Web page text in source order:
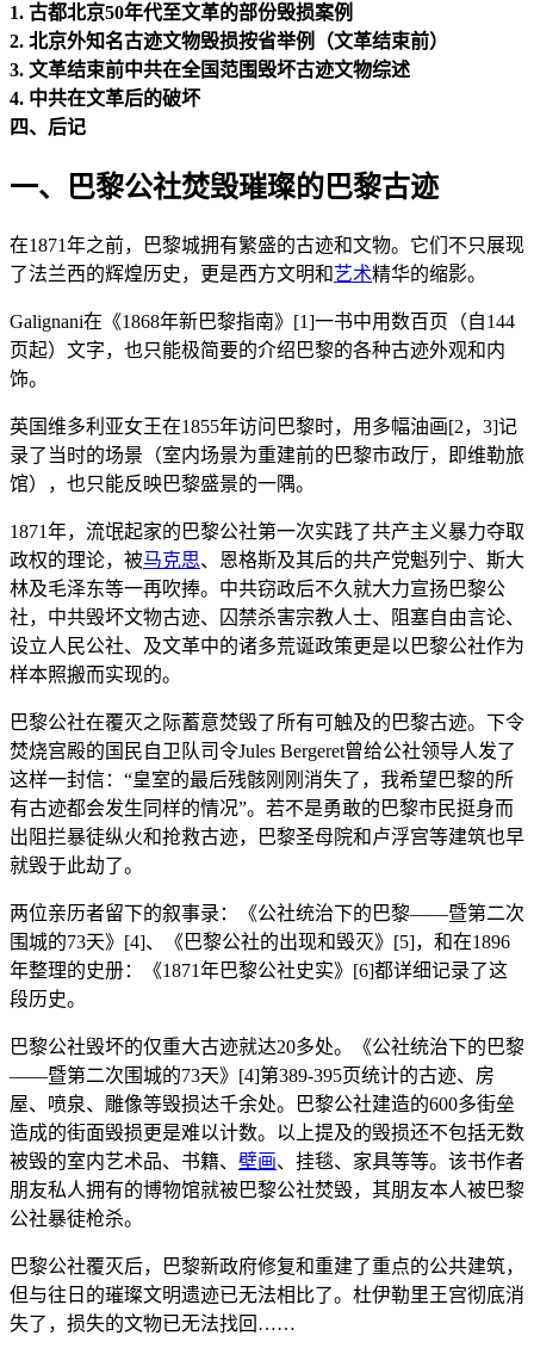
1. 古都北京50年代至文革的部份毁损案例
2. 北京外知名古迹文物毁损按省举例（文革结束前）
3. 文革结束前中共在全国范围毁坏古迹文物综述
4. 中共在文革后的破坏
四、后记
一、巴黎公社焚毁璀璨的巴黎古迹
在1871年之前，巴黎城拥有繁盛的古迹和文物。它们不只展现
了法兰西的辉煌历史，更是西方文明和艺术精华的缩影。
Galignani在《1868年新巴黎指南》[1]一书中用数百页（自144
页起）文字，也只能极简要的介绍巴黎的各种古迹外观和内
饰。
英国维多利亚女王在1855年访问巴黎时，用多幅油画[2，3]记
录了当时的场景（室内场景为重建前的巴黎市政厅，即维勒旅
馆），也只能反映巴黎盛景的一隅。
1871年，流氓起家的巴黎公社第一次实践了共产主义暴力夺取
政权的理论，被马克思、恩格斯及其后的共产党魁列宁、斯大
林及毛泽东等一再吹捧。中共窃政后不久就大力宣扬巴黎公
社，中共毁坏文物古迹、囚禁杀害宗教人士、阻塞自由言论、
设立人民公社、及文革中的诸多荒诞政策更是以巴黎公社作为
样本照搬而实现的。
巴黎公社在覆灭之际蓄意焚毁了所有可触及的巴黎古迹。下令
焚烧宫殿的国民自卫队司令Jules Bergeret曾给公社领导人发了
这样一封信：“皇室的最后残骸刚刚消失了，我希望巴黎的所
有古迹都会发生同样的情况”。若不是勇敢的巴黎市民挺身而
出阻拦暴徒纵火和抢救古迹，巴黎圣母院和卢浮宫等建筑也早
就毁于此劫了。
两位亲历者留下的叙事录：《公社统治下的巴黎——暨第二次
围城的73天》[4]、《巴黎公社的出现和毁灭》[5]，和在1896
年整理的史册：《1871年巴黎公社史实》[6]都详细记录了这
段历史。
巴黎公社毁坏的仅重大古迹就达20多处。《公社统治下的巴黎
——暨第二次围城的73天》[4]第389-395页统计的古迹、房
屋、喷泉、雕像等毁损达千余处。巴黎公社建造的600多街垒
造成的街面毁损更是难以计数。以上提及的毁损还不包括无数
被毁的室内艺术品、书籍、 壁画、挂毯、家具等等。该书作者
朋友私人拥有的博物馆就被巴黎公社焚毁，其朋友本人被巴黎
公社暴徒枪杀。
巴黎公社覆灭后，巴黎新政府修复和重建了重点的公共建筑，
但与往日的璀璨文明遗迹已无法相比了。杜伊勒里王宫彻底消
失了，损失的文物已无法找回……